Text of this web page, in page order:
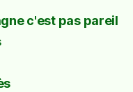
c'est pas pareil